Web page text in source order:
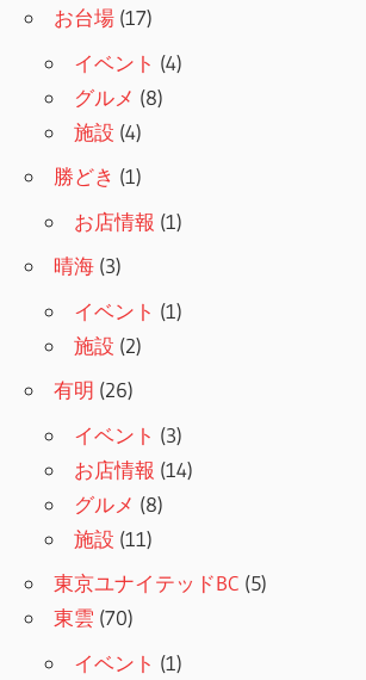
シ
ョ
ン
お台場 (17)
イベント (4)
グルメ (8)
施設 (4)
勝どき (1)
お店情報 (1)
晴海 (3)
イベント (1)
施設 (2)
有明 (26)
イベント (3)
お店情報 (14)
グルメ (8)
施設 (11)
東京ユナイテッドBC (5)
東雲 (70)
イベント (1)